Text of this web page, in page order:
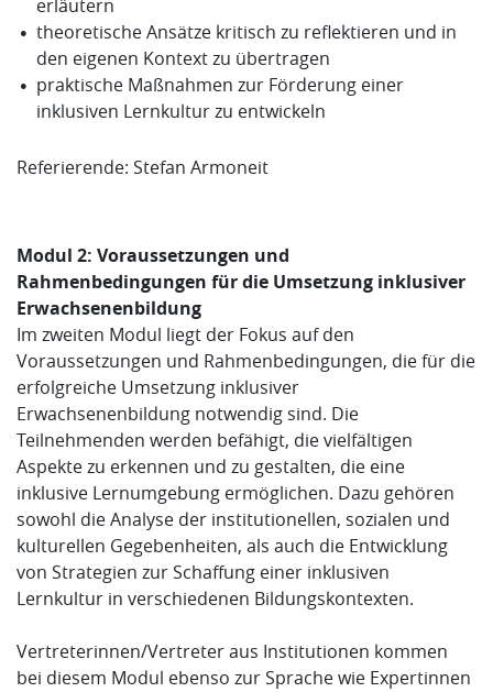
erläutern
theoretische Ansätze kritisch zu reflektieren und in
den eigenen Kontext zu übertragen
praktische Maßnahmen zur Förderung einer
inklusiven Lernkultur zu entwickeln
Referierende: Stefan Armoneit
Modul 2: Voraussetzungen und
Rahmenbedingungen für die Umsetzung inklusiver
Erwachsenenbildung
Im zweiten Modul liegt der Fokus auf den
Voraussetzungen und Rahmenbedingungen, die für die
erfolgreiche Umsetzung inklusiver
Erwachsenenbildung notwendig sind. Die
Teilnehmenden werden befähigt, die vielfältigen
Aspekte zu erkennen und zu gestalten, die eine
inklusive Lernumgebung ermöglichen. Dazu gehören
sowohl die Analyse der institutionellen, sozialen und
kulturellen Gegebenheiten, als auch die Entwicklung
von Strategien zur Schaffung einer inklusiven
Lernkultur in verschiedenen Bildungskontexten.
Vertreterinnen/Vertreter aus Institutionen kommen
bei diesem Modul ebenso zur Sprache wie Expertinnen